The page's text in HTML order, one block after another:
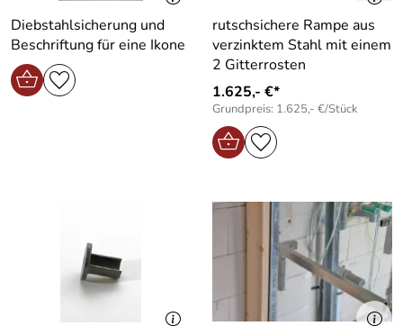
Diebstahlsicherung und
Beschriftung für eine Ikone
rutschsichere Rampe aus
verzinktem Stahl mit einem
2 Gitterrosten
1.625,- €*
Grundpreis: 1.625,- €/Stück